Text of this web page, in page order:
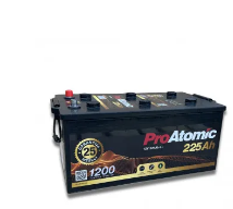
Uporedi